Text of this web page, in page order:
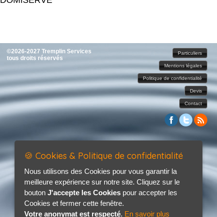
©2026-2027 Tremplin Services
tous droits réservés
Particuliers
Mentions légales
Politique de confidentialité
Devis
Contact
🍪 Cookies & Politique de confidentialité
Nous utilisons des Cookies pour vous garantir la
meilleure expérience sur notre site. Cliquez sur le
bouton J'accepte les Cookies pour accepter les
Cookies et fermer cette fenêtre.
Votre anonymat est respecté. En savoir plus